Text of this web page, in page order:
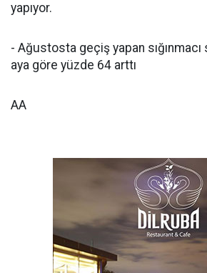
yapıyor.
- Ağustosta geçiş yapan sığınmacı
aya göre yüzde 64 arttı
AA